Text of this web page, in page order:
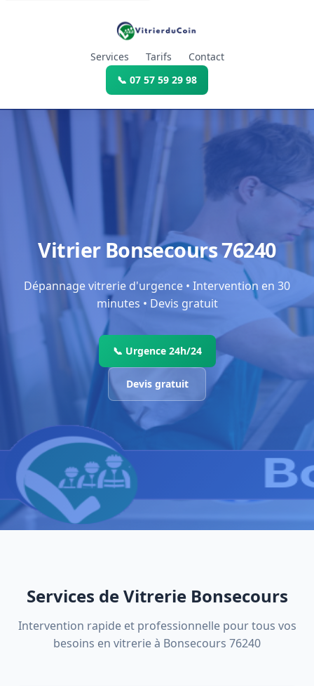
Services Tarifs
Contact
📞 07 57 59 29 98
Vitrier Bonsecours 76240
Dépannage vitrerie d'urgence • Intervention en 30
minutes • Devis gratuit
📞 Urgence 24h/24
Devis gratuit
Services de Vitrerie Bonsecours
Intervention rapide et professionnelle pour tous vos
besoins en vitrerie à Bonsecours 76240